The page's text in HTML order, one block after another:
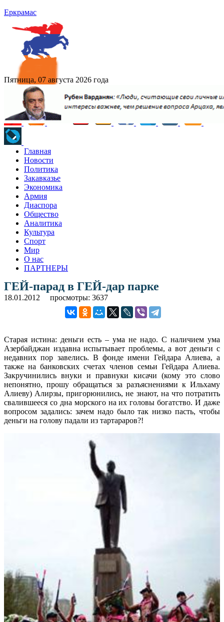
Еркрамас
Пятница, 07 августа 2026 года
Главная
Новости
Политика
Закавказье
Экономика
Армия
Диаспора
Общество
Аналитика
Культура
Спорт
Мир
О нас
ПАРТНЕРЫ
ГЕЙ-парад в ГЕЙ-дар парке
18.01.2012 просмотры: 3637
Старая истина: деньги есть – ума не надо. С наличием ума
Азербайджан издавна испытывает проблемы, а вот деньги с
недавних пор завелись. В фонде имени Гейдара Алиева, а
также на банковских счетах членов семьи Гейдара Алиева.
Закручинились внуки и правнуки кисачи (кому это слово
непонятно, прошу обращаться за разъяснениями к Ильхаму
Алиеву) Алирзы, пригорюнились, не знают, на что потратить
свалившееся со дна морского на их головы богатство. И даже
вопросом задались: зачем надо было так низко пасть, чтобы
деньги на голову падали из тартараров?!